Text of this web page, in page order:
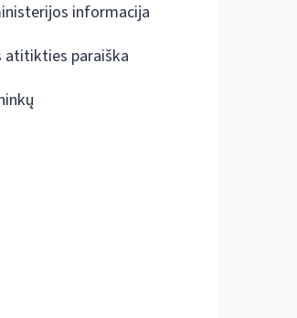
informacija
atitikties paraiška